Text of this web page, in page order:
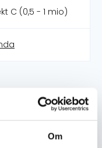
Om
C (0,5 - 1 mio)
med
oplever i Rwanda
borger i